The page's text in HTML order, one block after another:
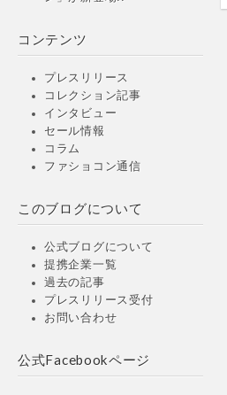
コンテンツ
プレスリリース
コレクション記事
インタビュー
セール情報
コラム
ファショコン通信
このブログについて
公式ブログについて
提携企業一覧
過去の記事
プレスリリース受付
お問い合わせ
公式Facebookページ